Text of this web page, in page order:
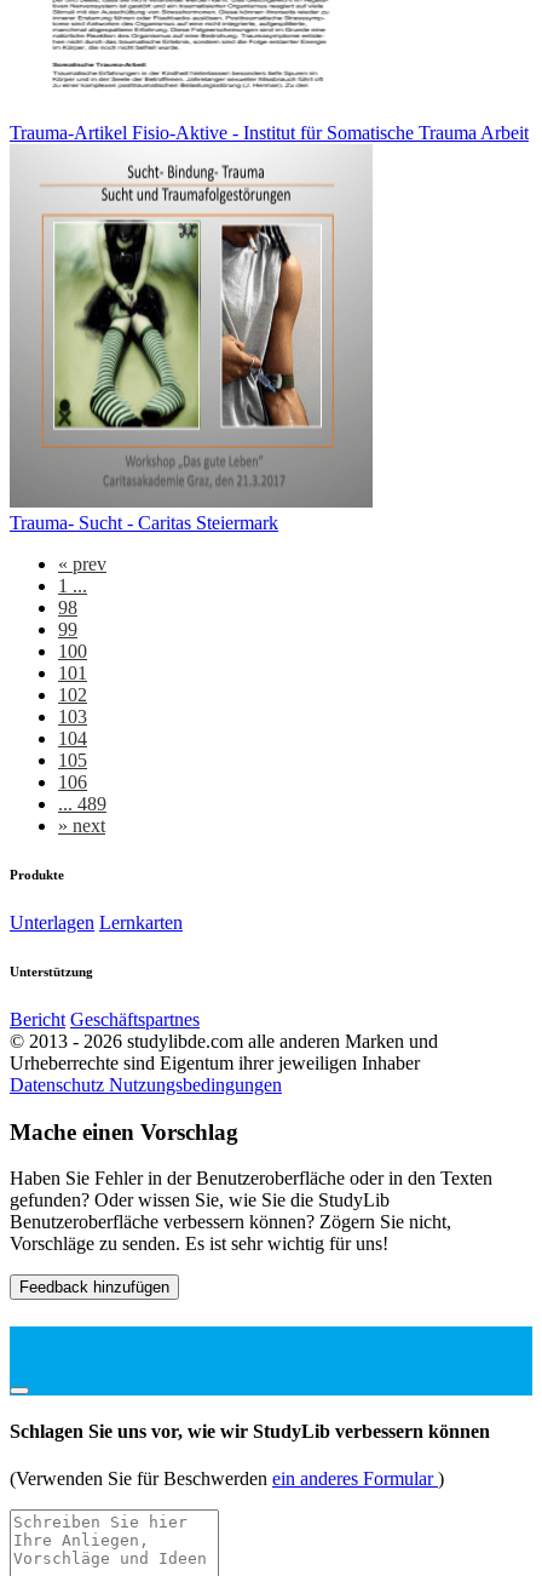
Trauma-Artikel Fisio-Aktive - Institut für Somatische Trauma Arbeit
Trauma- Sucht - Caritas Steiermark
« prev
1 ...
98
99
100
101
102
103
104
105
106
... 489
» next
Produkte
Unterlagen Lernkarten
Unterstützung
Bericht Geschäftspartnes
© 2013 - 2026 studylibde.com alle anderen Marken und
Urheberrechte sind Eigentum ihrer jeweiligen Inhaber
Datenschutz Nutzungsbedingungen
Mache einen Vorschlag
Haben Sie Fehler in der Benutzeroberfläche oder in den Texten
gefunden? Oder wissen Sie, wie Sie die StudyLib
Benutzeroberfläche verbessern können? Zögern Sie nicht,
Vorschläge zu senden. Es ist sehr wichtig für uns!
Feedback hinzufügen
Schlagen Sie uns vor, wie wir StudyLib verbessern können
(Verwenden Sie für Beschwerden ein anderes Formular)